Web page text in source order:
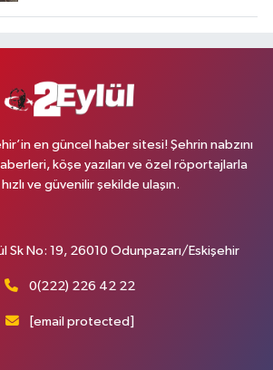
en güncel haber sitesi! Şehrin nabzını
köşe yazıları ve özel röportajlarla
ve güvenilir şekilde ulaşın.
Sk No: 19, 26010 Odunpazarı/Eskişehir
0(222) 226 42 22
[email protected]